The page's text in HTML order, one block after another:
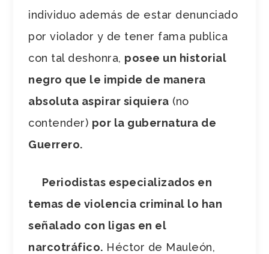
individuo además de estar denunciado
por violador y de tener fama publica
con tal deshonra, posee un historial
negro que le impide de manera
absoluta aspirar siquiera (no
contender) por la gubernatura de
Guerrero.
Periodistas especializados en
temas de violencia criminal lo han
señalado con ligas en el
narcotráfico. Héctor de Mauleón,